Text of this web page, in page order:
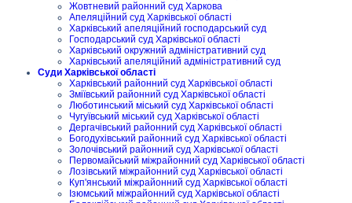
Жовтневий районний суд Харкова
Апеляційний суд Харківської області
Харківський апеляційний господарський суд
Господарський суд Харківської області
Харківський окружний адміністративний суд
Харківський апеляційний адміністративний суд
Суди Харківської області
Харківський районний суд Харківської області
Зміївський районний суд Харківської області
Люботинський міський суд Харківської області
Чугуївський міський суд Харківської області
Дергачівський районний суд Харківської області
Богодухівський районний суд Харківської області
Золочівський районний суд Харківської області
Первомайський міжрайонний суд Харківської області
Лозівський міжрайонний суд Харківської області
Куп'янський міжрайонний суд Харківської області
Ізюмський міжрайонний суд Харківської області